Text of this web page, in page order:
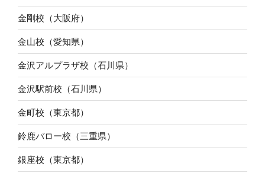
金剛校（大阪府）
金山校（愛知県）
金沢アルプラザ校（石川県）
金沢駅前校（石川県）
金町校（東京都）
鈴鹿バロー校（三重県）
銀座校（東京都）